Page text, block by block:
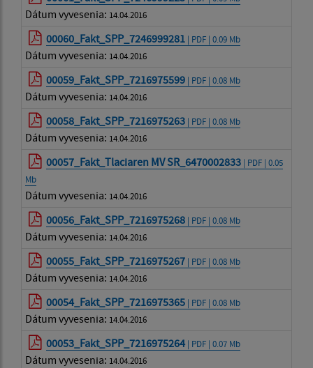
Dátum vyvesenia: 14.04.2016
00060_Fakt_SPP_7246999281 | PDF | 0.09 Mb
Dátum vyvesenia: 14.04.2016
00059_Fakt_SPP_7216975599 | PDF | 0.08 Mb
Dátum vyvesenia: 14.04.2016
00058_Fakt_SPP_7216975263 | PDF | 0.08 Mb
Dátum vyvesenia: 14.04.2016
00057_Fakt_Tlaciaren MV SR_6470002833 | PDF | 0.05
Mb
Dátum vyvesenia: 14.04.2016
00056_Fakt_SPP_7216975268 | PDF | 0.08 Mb
Dátum vyvesenia: 14.04.2016
00055_Fakt_SPP_7216975267 | PDF | 0.08 Mb
Dátum vyvesenia: 14.04.2016
00054_Fakt_SPP_7216975365 | PDF | 0.08 Mb
Dátum vyvesenia: 14.04.2016
00053_Fakt_SPP_7216975264 | PDF | 0.07 Mb
Dátum vyvesenia: 14.04.2016